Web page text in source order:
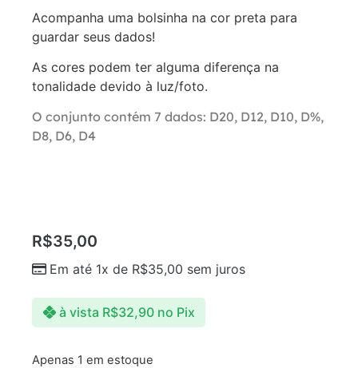
Acompanha uma bolsinha na cor preta para
guardar seus dados!
As cores podem ter alguma diferença na
tonalidade devido à luz/foto.
O conjunto contém 7 dados: D20, D12, D10, D%,
D8, D6, D4
R$35,00
Em até 1x de R$35,00 sem juros
à vista R$32,90 no Pix
Apenas 1 em estoque